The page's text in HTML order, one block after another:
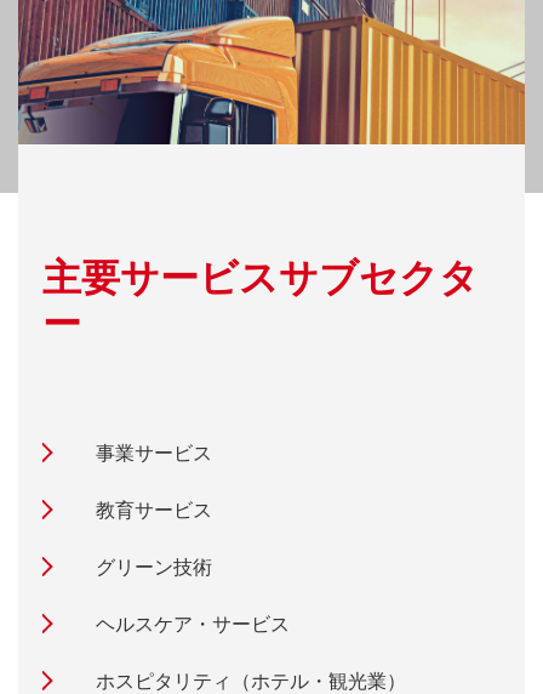
主要サービスサブセクタ
ー
事業サービス
教育サービス
グリーン技術
ヘルスケア・サービス
ホスピタリティ（ホテル・観光業）